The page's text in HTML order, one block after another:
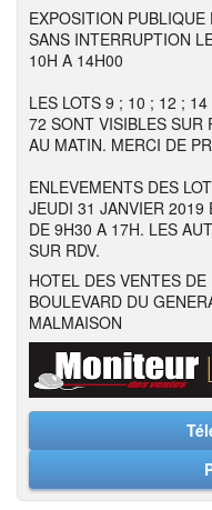
EXPOSITION
SANS INTERRUPTION
10H A 14H00
LES LOTS 9 ; 10 ; 12 ;
72 SONT VISIBLES SUR
AU MATIN. MERCI DE
ENLEVEMENTS DES
JEUDI 31 JANVIER 2019
DE 9H30 A 17H. LES
SUR RDV.
HOTEL DES VENTES
BOULEVARD DU
MALMAISON